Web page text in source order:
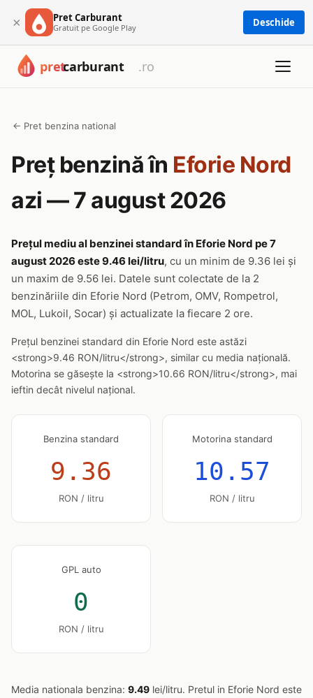
× Pret Carburant
Gratuit pe Google Play Deschide
← Pret benzina national
Preț benzină în Eforie Nord
azi — 7 august 2026
Prețul mediu al benzinei standard în Eforie Nord pe 7
august 2026 este 9.46 lei/litru, cu un minim de 9.36 lei și
un maxim de 9.56 lei. Datele sunt colectate de la 2
benzinăriile din Eforie Nord (Petrom, OMV, Rompetrol,
MOL, Lukoil, Socar) și actualizate la fiecare 2 ore.
Prețul benzinei standard din Eforie Nord este astăzi
<strong>9.46 RON/litru</strong>, similar cu media națională.
Motorina se găsește la <strong>10.66 RON/litru</strong>, mai
ieftin decât nivelul național.
Benzina standard
9.36
RON / litru
Motorina standard
10.57
RON / litru
GPL auto
0
RON / litru
Media nationala benzina: 9.49 lei/litru. Pretul in Eforie Nord este